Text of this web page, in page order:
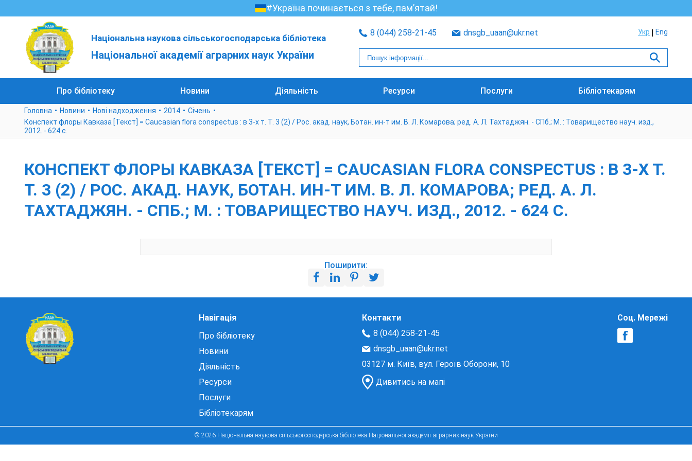
#Україна починається з тебе, пам’ятай!
Національна наукова сільськогосподарська бібліотека
Національної академії аграрних наук України
8 (044) 258-21-45 dnsgb_uaan@ukr.net Укр Eng
Про бібліотеку Новини Діяльність Ресурси Послуги Бібліотекарям
Головна Новини Нові надходження 2014
Січень
Конспект флоры Кавказа [Текст] = Caucasian flora conspectus : в 3-х т. Т. 3 (2) / Рос. акад. наук, Ботан. ин-т им. В. Л. Комарова; ред. А. Л. Тахтаджян. - СПб.; М. : Товарищество науч. изд.,
2012. - 624 с.
КОНСПЕКТ ФЛОРЫ КАВКАЗА [ТЕКСТ] = CAUCASIAN FLORA CONSPECTUS : В 3-Х Т.
Т. 3 (2) / РОС. АКАД. НАУК, БОТАН. ИН-Т ИМ. В. Л. КОМАРОВА; РЕД. А. Л.
ТАХТАДЖЯН. - СПБ.; М. : ТОВАРИЩЕСТВО НАУЧ. ИЗД., 2012. - 624 С.
Поширити:
Навігація
Про бібліотеку
Новини
Діяльність
Ресурси
Послуги
Бібліотекарям
Контакти
8 (044) 258-21-45
dnsgb_uaan@ukr.net
03127 м. Київ, вул. Героїв Оборони, 10
Дивитись на мапі
Соц. Мережі
© 2026 Національна наукова сільськогосподарська бібліотека Національної академії аграрних наук України